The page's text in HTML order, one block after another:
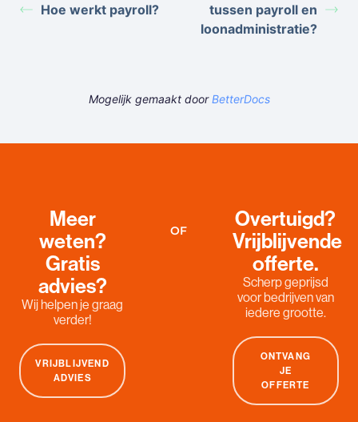
Hoe werkt payroll?
tussen payroll en
loonadministratie?
Mogelijk gemaakt doorBetterDocs
Meer
weten?
Gratis
advies?
Wij helpen je graag
verder!
VRIJBLIJVEND
ADVIES
OF
Overtuigd?
Vrijblijvende
offerte.
Scherp geprijsd
voor bedrijven van
iedere grootte.
ONTVANG
JE
OFFERTE